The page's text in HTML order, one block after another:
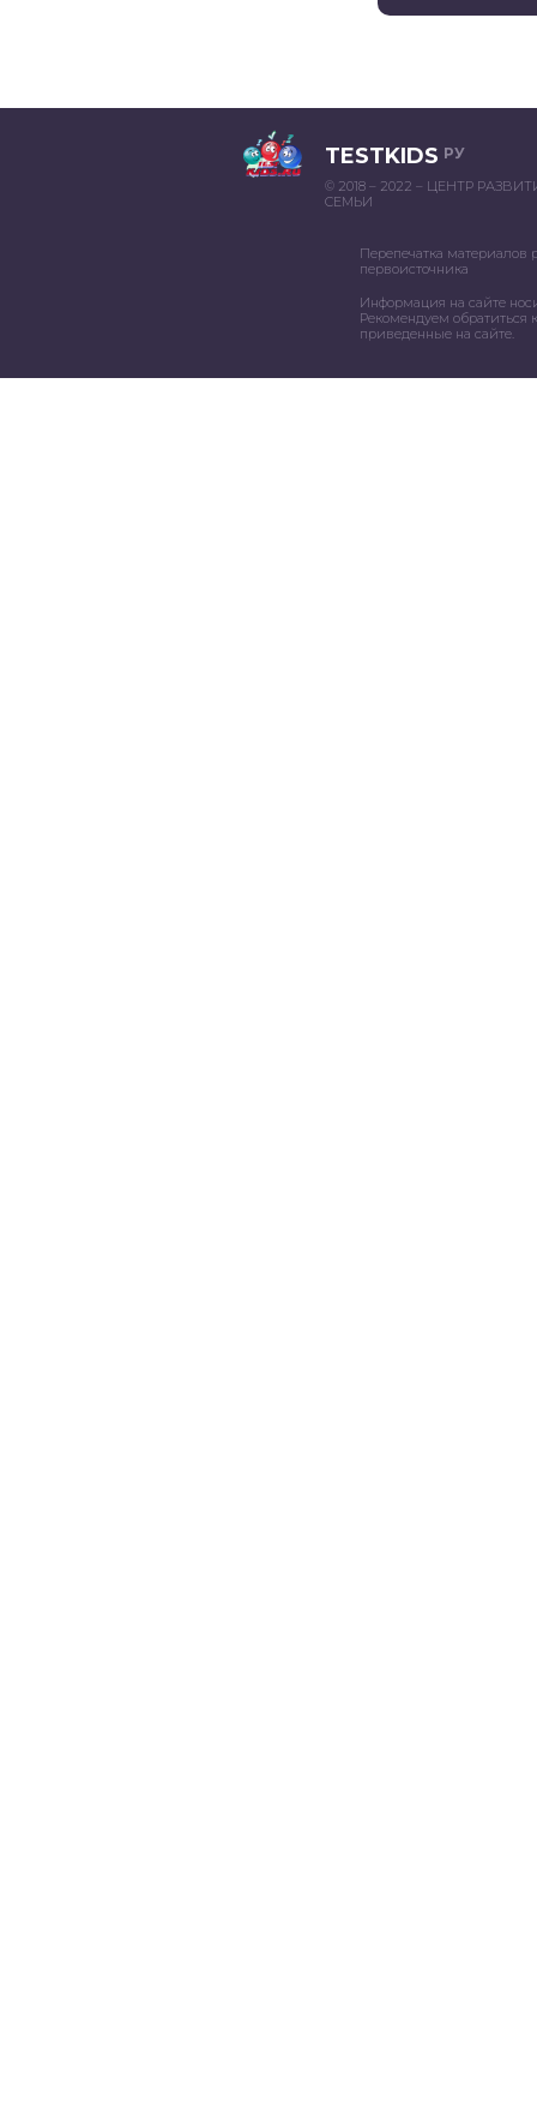
TESTKIDS РУ
© 2018 – 2022 – ЦЕНТР
СЕМЬИ
Перепечатка материалов
первоисточника
Информация на сайте
Рекомендуем обратиться
приведенные на сайте.